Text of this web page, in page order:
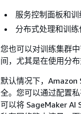
服务控制面板和
分布式处理和训练
您也可以对训练集群
间，尤其是在使用分
默认情况下，Amazon
全。您可以通过配置
可以将 SageMaker AI